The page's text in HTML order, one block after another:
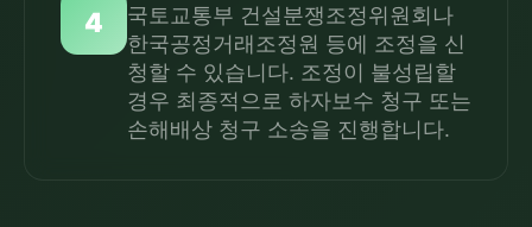
4
국토교통부 건설분쟁조정위원회나
한국공정거래조정원 등에 조정을 신
청할 수 있습니다. 조정이 불성립할
경우 최종적으로 하자보수 청구 또는
손해배상 청구 소송을 진행합니다.